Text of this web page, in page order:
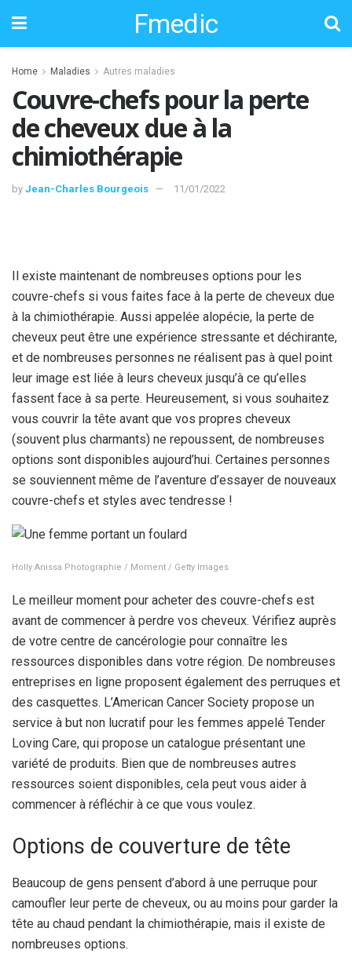
Fmedic
Home Maladies Autres maladies
Couvre-chefs pour la perte
de cheveux due à la
chimiothérapie
by Jean-Charles Bourgeois 11/01/2022
Il existe maintenant de nombreuses options pour les
couvre-chefs si vous faites face à la perte de cheveux due
à la chimiothérapie. Aussi appelée alopécie, la perte de
cheveux peut être une expérience stressante et déchirante,
et de nombreuses personnes ne réalisent pas à quel point
leur image est liée à leurs cheveux jusqu’à ce qu’elles
fassent face à sa perte. Heureusement, si vous souhaitez
vous couvrir la tête avant que vos propres cheveux
(souvent plus charmants) ne repoussent, de nombreuses
options sont disponibles aujourd’hui. Certaines personnes
se souviennent même de l’aventure d’essayer de nouveaux
couvre-chefs et styles avec tendresse !
Holly Anissa Photographie / Moment / Getty Images
Le meilleur moment pour acheter des couvre-chefs est
avant de commencer à perdre vos cheveux. Vérifiez auprès
de votre centre de cancérologie pour connaître les
ressources disponibles dans votre région. De nombreuses
entreprises en ligne proposent également des perruques et
des casquettes. L’American Cancer Society propose un
service à but non lucratif pour les femmes appelé Tender
Loving Care, qui propose un catalogue présentant une
variété de produits. Bien que de nombreuses autres
ressources soient disponibles, cela peut vous aider à
commencer à réfléchir à ce que vous voulez.
Options de couverture de tête
Beaucoup de gens pensent d’abord à une perruque pour
camoufler leur perte de cheveux, ou au moins pour garder la
tête au chaud pendant la chimiothérapie, mais il existe de
nombreuses options.